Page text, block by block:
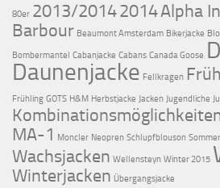
80er 2013/20142014Alpha
Barbour Beaumont Amsterdam Bikerjacke
Bombermantel Cabanjacke Cabans Canada Goose
Daunenjacke Fellkragen
Frühling GOTS H&M Herbstjacke Jacken Jugendliche
MA-1 Moncler Neopren Schlupfblouson Sommer
Wachsjacken Wellensteyn Winter 2015
Winterjacken Übergangsjacke